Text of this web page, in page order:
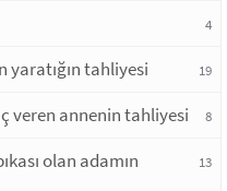
4
yaratığın tahliyesi 19
veren annenin tahliyesi 8
olan adamın
13